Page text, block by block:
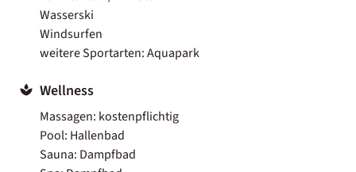
Wasserski
Windsurfen
weitere Sportarten: Aquapark
Wellness
Massagen: kostenpflichtig
Pool: Hallenbad
Sauna: Dampfbad